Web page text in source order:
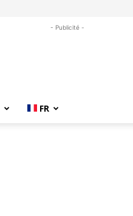
- Publicité -
FR